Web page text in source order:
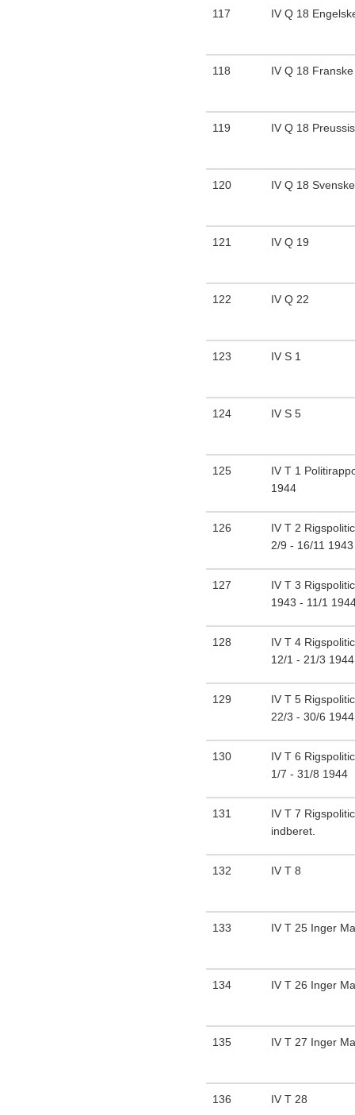
117 IV Q 18
118 IV Q 18
119 IV Q 18
120 IV Q 18
121 IV Q 19
122 IV Q 22
123 IV S 1
124 IV S 5
125
IV T 1
1944
126
IV T 2
2/9 - 16/11 1943
127
IV T 3
1943 - 11/1
128
IV T 4
12/1 - 21/3 1944
129
IV T 5
22/3 - 30/6 1944
130
IV T 6
1/7 - 31/8 1944
131
IV T 7
indberet.
132 IV T 8
133 IV T 25 Inger
134 IV T 26 Inger
135 IV T 27 Inger
136 IV T 28